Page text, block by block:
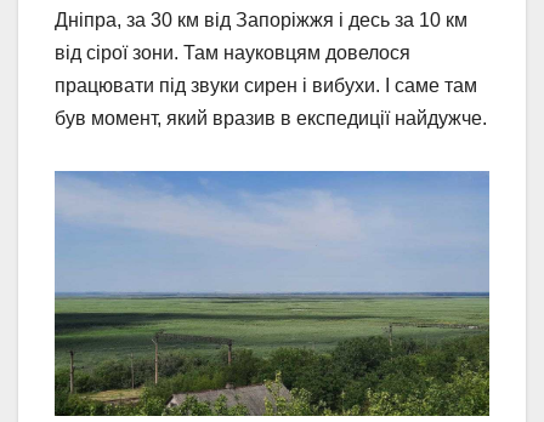
Дніпра, за 30 км від Запоріжжя і десь за 10 км
від сірої зони. Там науковцям довелося
працювати під звуки сирен і вибухи. І саме там
був момент, який вразив в експедиції найдужче.